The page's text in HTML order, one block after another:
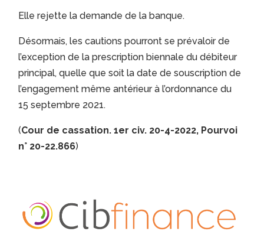
Elle rejette la demande de la banque.
Désormais, les cautions pourront se prévaloir de
l’exception de la prescription biennale du débiteur
principal, quelle que soit la date de souscription de
l’engagement même antérieur à l’ordonnance du
15 septembre 2021.
(Cour de cassation. 1er civ. 20-4-2022, Pourvoi
n° 20-22.866)